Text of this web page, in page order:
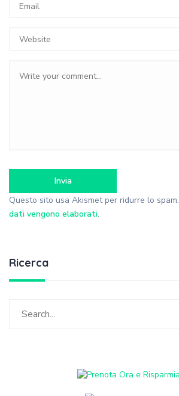
Questo sito usa Akismet per ridurre lo spam.
dati vengono elaborati.
Ricerca